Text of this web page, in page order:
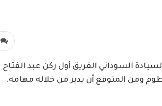
السوداني الفريق أول ركن عبد الفتاح
ومن المتوقع أن يدير من خلاله مهامه.